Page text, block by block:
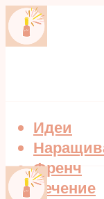
Идеи
Френч
Лечение